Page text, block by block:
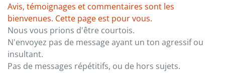
Avis, témoignages et commentaires sont les
bienvenues. Cette page est pour vous.
Nous vous prions d'être courtois.
N'envoyez pas de message ayant un ton agressif ou
insultant.
Pas de messages répétitifs, ou de hors sujets.